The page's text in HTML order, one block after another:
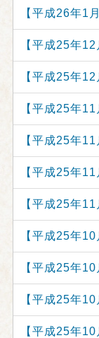
【平成26年
【平成25年
【平成25年
【平成25年
【平成25年
【平成25年
【平成25年
【平成25年
【平成25年
【平成25年
【平成25年